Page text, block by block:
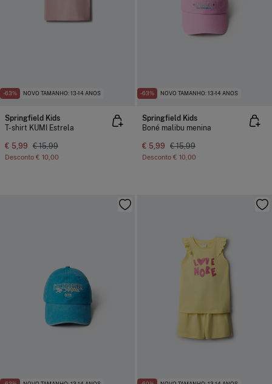
-63% NOVO TAMANHO: 13-14 ANOS
Springfield Kids
T-shirt KUMI Estrela
€ 5,99 € 15,99
Desconto € 10,00
-63% NOVO TAMANHO: 13-14 ANOS
Springfield Kids
Boné malibu menina
€ 5,99 € 15,99
Desconto € 10,00